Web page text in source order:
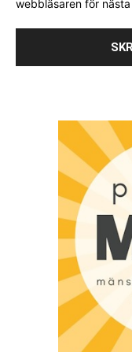
webbläsaren för